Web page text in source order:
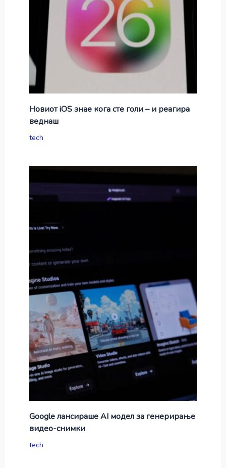
Новиот iOS знае кога сте голи – и реагира
веднаш
tech
Google лансираше AI модел за генерирање
видео-снимки
tech